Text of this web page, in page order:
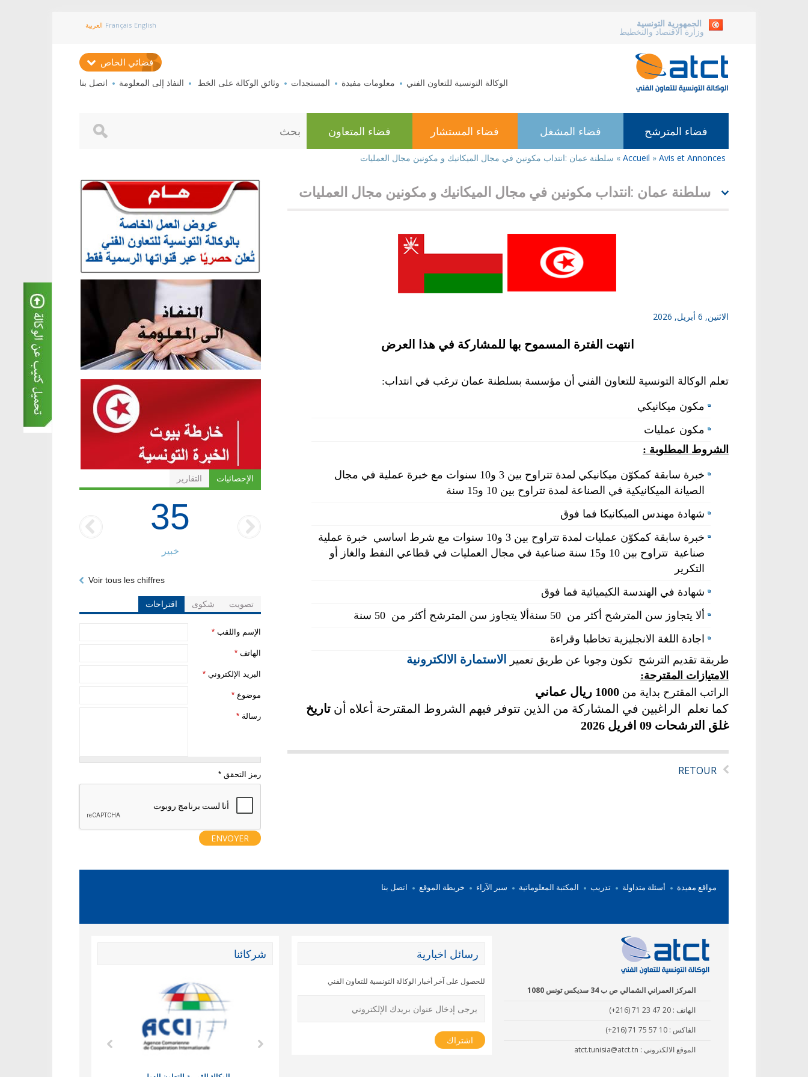
الجمهورية التونسية
وزارة الاقتصاد والتخطيط
Français English العربية
فضائي الخاص
الوكالة التونسية للتعاون الفني معلومات مفيدة المستجدات وثائق الوكالة على الخط النفاذ إلى المعلومة اتصل بنا
فضاء المترشح فضاء المشغل فضاء المستشار فضاء المتعاون ا
أنت
Accueil » Avis et Annonces
» سلطنة عمان :انتداب مكونين في مجال الميكانيك و مكونين مجال العمليات
سلطنة عمان :انتداب مكونين في مجال الميكانيك و مكونين مجال العمليات
الاثنين, 6 أبريل, 2026
انتهت الفترة المسموح بها للمشاركة في هذا العرض
تعلم الوكالة التونسية للتعاون الفني أن مؤسسة بسلطنة عمان ترغب في انتداب:
مكون ميكانيكي
مكون عمليات
الشروط المطلوبة :
خبرة سابقة كمكوّن ميكانيكي لمدة تتراوح بين 3 و10 سنوات مع خبرة عملية في مجال
الصيانة الميكانيكية في الصناعة لمدة تتراوح بين 10 و15 سنة
شهادة مهندس الميكانيكا فما فوق
خبرة سابقة كمكوّن عمليات لمدة تتراوح بين 3 و10 سنوات مع شرط اساسي خبرة عملية
صناعية تتراوح بين 10 و15 سنة صناعية في مجال العمليات في قطاعي النفط والغاز أو
التكرير
شهادة في الهندسة الكيميائية فما فوق
ألا يتجاوز سن المترشح أكثر من 50 سنةألا يتجاوز سن المترشح أكثر من 50 سنة
اجادة اللغة الانجليزية تخاطبا وقراءة
طريقة تقديم الترشح تكون وجوبا عن طريق تعمير
الاستمارة الالكترونية
الامتيازات المقترحة:
الراتب المقترح بداية من 1000 ريال عماني
كما نعلم الراغبين في المشاركة من الذين تتوفر فيهم الشروط المقترحة أعلاه أن تاريخ
غلق الترشح​ات 09 افريل 2026
RETOUR
الإحصائيات التقارير
35
خبير
Voir tous les chiffres
تصويت شكوى اقتراحات
‏الإسم واللقب ‏ *
‏الهاتف ‏ *
‏البريد الإلكتروني ‏ *
‏موضوع ‏ *
‏رسالة ‏ *
مواقع مفيدة أسئلة متداولة تدريب المكتبة المعلوماتية سبر الآراء خريطة الموقع اتصل بنا
شركائنا
المركز العمراني الشمالي ص ب 34 سديكس تونس 1080
الهاتف :(+216) 71 23 47 20
الفاكس :(+216) 71 75 57 10
الموقع الالكتروني : atct.tunisia@atct.tn
رسائل اخبارية
للحصول على آخر أخبار الوكالة التونسية للتعاون الفني